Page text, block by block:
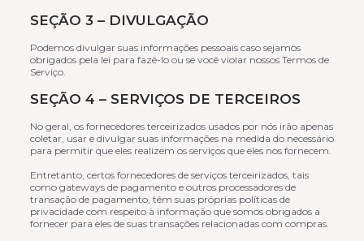
SEÇÃO 3 – DIVULGAÇÃO
Podemos divulgar suas informações pessoais caso sejamos
obrigados pela lei para fazê-lo ou se você violar nossos Termos de
Serviço.
SEÇÃO 4 – SERVIÇOS DE TERCEIROS
No geral, os fornecedores terceirizados usados por nós irão apenas
coletar, usar e divulgar suas informações na medida do necessário
para permitir que eles realizem os serviços que eles nos fornecem.
Entretanto, certos fornecedores de serviços terceirizados, tais
como gateways de pagamento e outros processadores de
transação de pagamento, têm suas próprias políticas de
privacidade com respeito à informação que somos obrigados a
fornecer para eles de suas transações relacionadas com compras.